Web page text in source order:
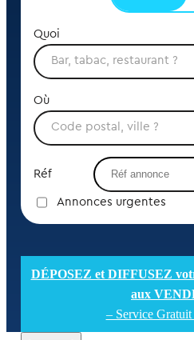
Quoi
Où
Réf
Annonces urgentes
DÉPOSEZ et DIFFUSEZ
aux
– Service